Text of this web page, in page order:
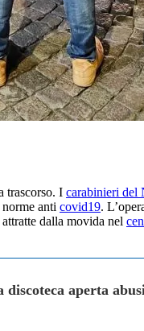
trascorso. I carabinieri del
anti covid19.
dalla movida nel
discoteca aperta